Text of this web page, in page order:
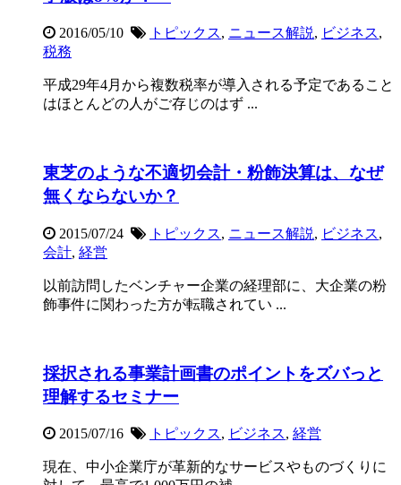
2016/05/10 トピックス, ニュース解説, ビジネス,
税務
平成29年4月から複数税率が導入される予定であること
はほとんどの人がご存じのはず ...
東芝のような不適切会計・粉飾決算は、なぜ
無くならないか？
2015/07/24 トピックス, ニュース解説, ビジネス,
会計, 経営
以前訪問したベンチャー企業の経理部に、大企業の粉
飾事件に関わった方が転職されてい ...
採択される事業計画書のポイントをズバっと
理解するセミナー
2015/07/16 トピックス, ビジネス, 経営
現在、中小企業庁が革新的なサービスやものづくりに